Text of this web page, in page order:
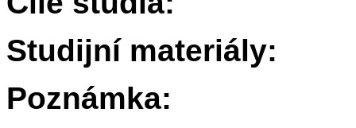
Studijní materiály:
Poznámka: